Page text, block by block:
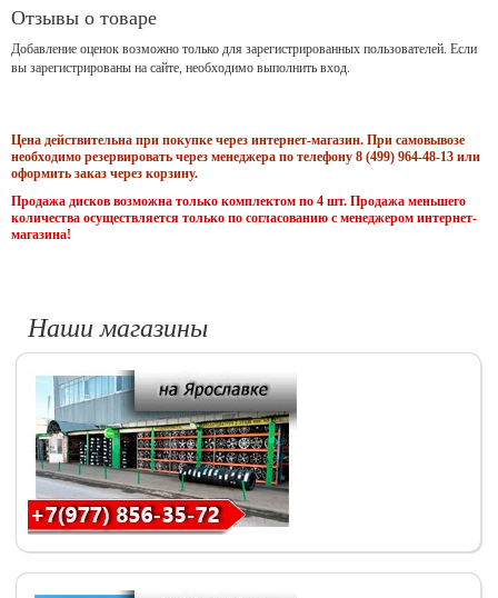
Отзывы о товаре
Добавление оценок возможно только для зарегистрированных пользователей. Если
вы зарегистрированы на сайте, необходимо выполнить вход.
Цена действительна при покупке через интернет-магазин. При самовывозе
необходимо резервировать через менеджера по телефону 8 (499) 964-48-13 или
оформить заказ через корзину.
Продажа дисков возможна только комплектом по 4 шт. Продажа меньшего
количества осуществляется только по согласованию с менеджером интернет-
магазина!
Наши магазины